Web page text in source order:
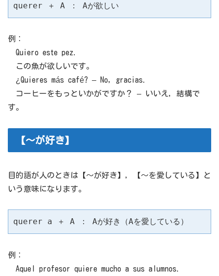
querer ＋ A ： Aが欲しい
例：
Quiero este pez.
この魚が欲しいです。
¿Quieres más café? – No, gracias.
コーヒーをもっといかがですか？ – いいえ，結構で
す。
【～が好き】
目的語が人のときは【～が好き】，【～を愛している】と
いう意味になります。
querer a ＋ A ： Aが好き（Aを愛している）
例：
Aquel profesor quiere mucho a sus alumnos.